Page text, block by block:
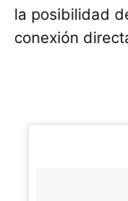
la posibilidad
conexión